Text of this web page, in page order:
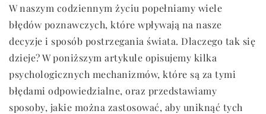
W naszym codziennym życiu popełniamy wiele
błędów poznawczych, które wpływają na nasze
decyzje i sposób postrzegania świata. Dlaczego tak się
dzieje? W poniższym artykule opisujemy kilka
psychologicznych mechanizmów, które są za tymi
błędami odpowiedzialne, oraz przedstawiamy
sposoby, jakie można zastosować, aby uniknąć tych